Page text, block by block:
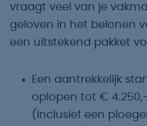
vraagt veel van je
geloven in het belonen
een uitstekend pakket
Een aantrekkelijk
oplopen tot €
(inclusief een